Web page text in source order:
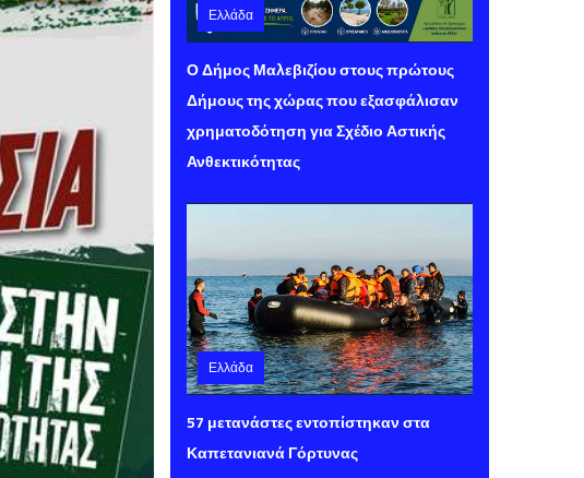
Ελλάδα
Σάββατο 08 Αυγούστου 2026 11:21
Ο Δήμος Μαλεβιζίου στους πρώτους
Δήμους της χώρας που εξασφάλισαν
χρηματοδότηση για Σχέδιο Αστικής
Ανθεκτικότητας
Ελλάδα
Παρασκευή 07 Αυγούστου 2026 15:40
57 μετανάστες εντοπίστηκαν στα
Καπετανιανά Γόρτυνας